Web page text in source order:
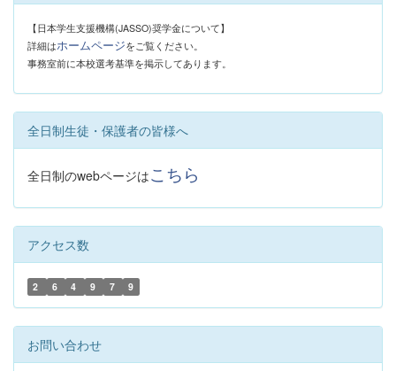
【日本学生支援機構(JASSO)奨学金について】
詳細はホームページをご覧ください。
事務室前に本校選考基準を掲示してあります。
全日制生徒・保護者の皆様へ
全日制のwebページはこちら
アクセス数
2 6 4 9 7 9
お問い合わせ